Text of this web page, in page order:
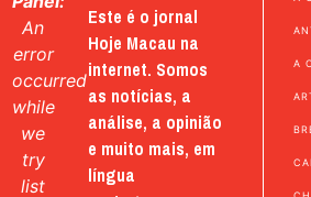
An
error
occurred
while
we
try
list
Este é o jornal
Hoje Macau na
internet. Somos
as notícias, a
análise, a opinião
e muito mais, em
língua
A